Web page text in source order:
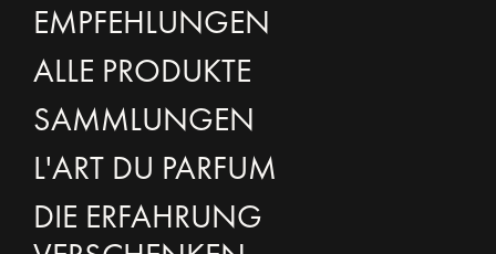
EMPFEHLUNGEN
ALLE PRODUKTE
SAMMLUNGEN
L'ART DU PARFUM
DIE ERFAHRUNG